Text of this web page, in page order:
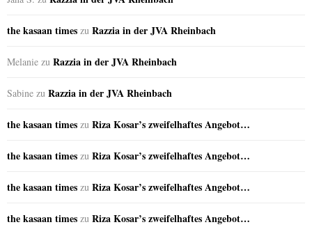
the kasaan times zu Razzia in der JVA Rheinbach
Melanie zu Razzia in der JVA Rheinbach
Sabine zu Razzia in der JVA Rheinbach
the kasaan times zu Riza Kosar’s zweifelhaftes Angebot…
the kasaan times zu Riza Kosar’s zweifelhaftes Angebot…
the kasaan times zu Riza Kosar’s zweifelhaftes Angebot…
the kasaan times zu Riza Kosar’s zweifelhaftes Angebot…